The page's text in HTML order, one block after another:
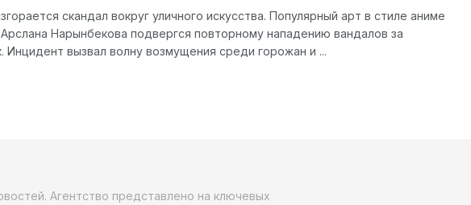
скандал вокруг уличного искусства. Популярный арт в стиле аниме
Нарынбекова подвергся повторному нападению вандалов за
Инцидент вызвал волну возмущения среди горожан и ...
Агентство представлено на ключевых